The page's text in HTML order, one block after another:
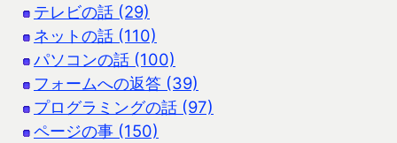
テレビの話 (29)
ネットの話 (110)
パソコンの話 (100)
フォームへの返答 (39)
プログラミングの話 (97)
ページの事 (150)